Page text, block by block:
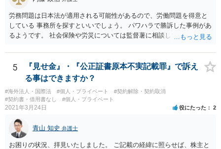
低いと思われます。 3. 警察からの連絡について 警察は「民事不介
入」を原則としており、契約トラブルなどの個人間の紛争に介入する
ことはありません。しかし、事件性があるかどうかを判断するため
に、関係者から事情を聴くことがあります。その場合には誠実な事実
説明を行ってください。
労務問題は日本法が適用される可能性があるので、労働問題を得意と
している 事務所を探すといいでしょう。 パワハラで勝訴した事例があ
るようです。 社会保険や労災については監督薯に相談してみるといい
5
『見せ金』・『公正証書原本不実記載罪』で訴え
る事はできますか？
#海外法人・国際法 #個人・プライベート
#契約解除・契約取消
#契約書・借用書なし
#個人・プライベート
2021年3月24日 役にたった 2
青山 知史 弁護士
お困りの状況、拝見いたしました。 ご記載の経緯に照らせば、株主と